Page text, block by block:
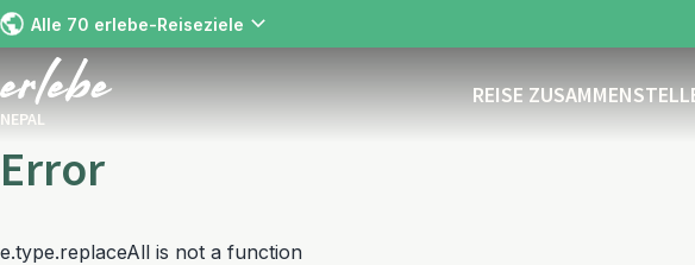
Alle 70 erlebe-Reiseziele
NEPAL
REISE
Error
e.type.replaceAll is not a function